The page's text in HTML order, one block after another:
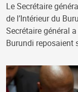
Le Secrétaire
de l’Intérieur du
Secrétaire général
Burundi reposaient